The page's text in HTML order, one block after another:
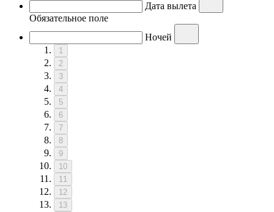
Дата вылета
Обязательное поле
Ночей
1
2
3
4
5
6
7
8
9
10
11
12
13